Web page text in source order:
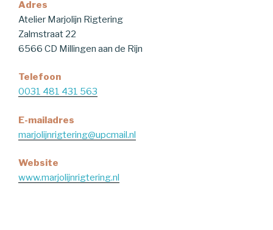
Adres
Atelier Marjolijn Rigtering
Zalmstraat 22
6566 CD Millingen aan de Rijn
Telefoon
0031 481 431 563
E-mailadres
marjolijnrigtering@upcmail.nl
Website
www.marjolijnrigtering.nl